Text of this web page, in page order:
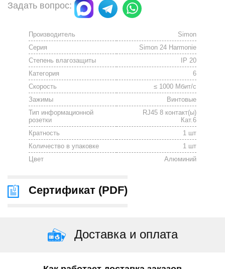
Задать вопрос:
Производитель
Simon
Серия
Simon 24 Harmonie
Степень влагозащиты
IP 20
Категория
6
Скорость
≤ 1000 Мбит/с
Зажимы
Винтовые
Тип информационной
розетки
RJ45 8 контакт(ы)
Кат.6
Кратность
1 шт
Количество в упаковке
1 шт
Цвет
Алюминий
Сертификат (PDF)
Доставка и оплата